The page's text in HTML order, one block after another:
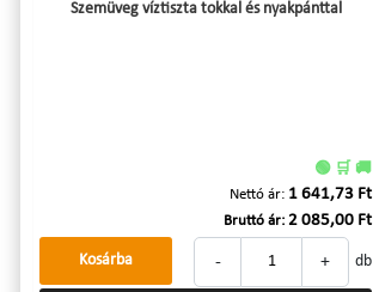
Szemüveg víztiszta tokkal és nyakpánttal
🟢 🛒 🚚
Nettó ár: 1 641,73 Ft
Bruttó ár: 2 085,00 Ft
- + db
Kosárba